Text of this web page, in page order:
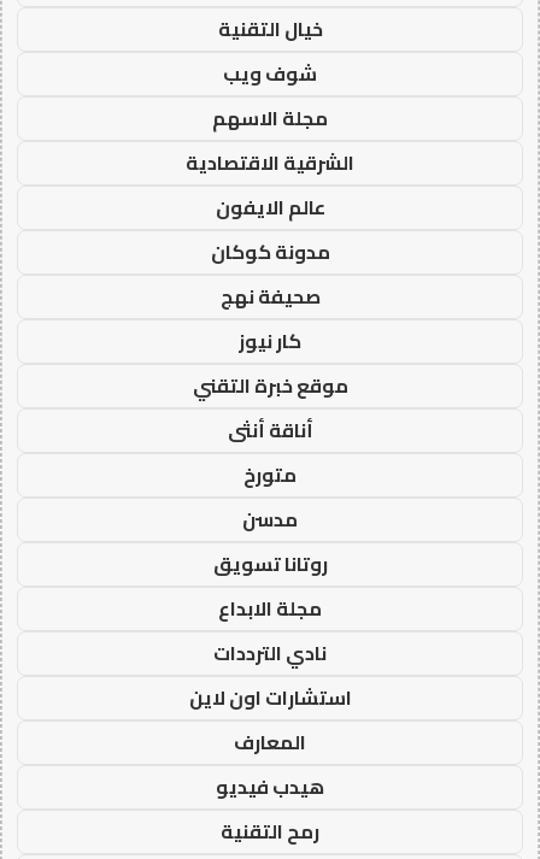
خيال التقنية
شوف ويب
مجلة الاسهم
الشرقية الاقتصادية
عالم الايفون
مدونة كوكان
صحيفة نهج
كار نيوز
موقع خبرة التقني
أناقة أنثى
متورخ
مدسن
روتانا تسويق
مجلة الابداع
نادي الترددات
استشارات اون لاين
المعارف
هيدب فيديو
رمح التقنية